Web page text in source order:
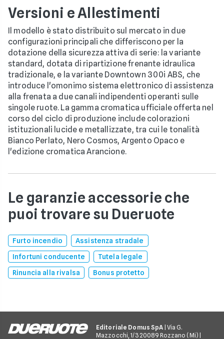
Versioni e Allestimenti
Il modello è stato distribuito sul mercato in due
configurazioni principali che differiscono per la
dotazione della sicurezza attiva di serie: la variante
standard, dotata di ripartizione frenante idraulica
tradizionale, e la variante Downtown 300i ABS, che
introduce l'omonimo sistema elettronico di assistenza
alla frenata a due canali indipendenti operanti sulle
singole ruote. La gamma cromatica ufficiale offerta nel
corso del ciclo di produzione include colorazioni
istituzionali lucide e metallizzate, tra cui le tonalità
Bianco Perlato, Nero Cosmos, Argento Opaco e
l'edizione cromatica Arancione.
Le garanzie accessorie che
puoi trovare su Dueruote
Furto incendio
Assistenza stradale
Infortuni conducente
Tutela legale
Rinuncia alla rivalsa
Bonus protetto
Editoriale Domus SpA | Via G.
Mazzocchi, 1/3 20089 Rozzano (Mi) |